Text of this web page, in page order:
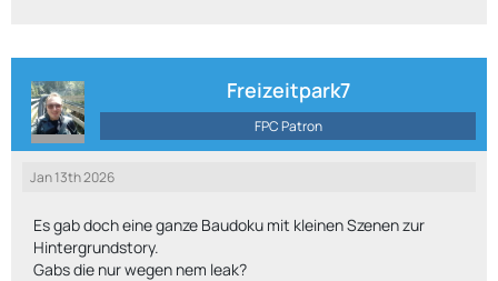
Freizeitpark7
FPC Patron
Jan 13th 2026
Es gab doch eine ganze Baudoku mit kleinen Szenen zur
Hintergrundstory.
Gabs die nur wegen nem leak?